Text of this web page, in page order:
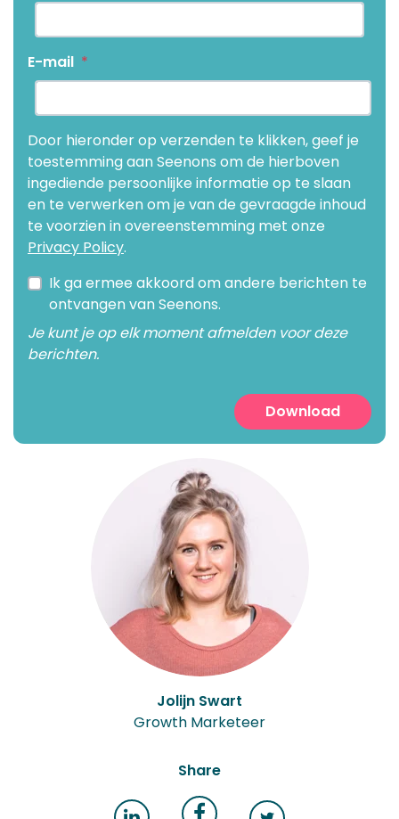
E-mail *
Door hieronder op verzenden te klikken, geef je
toestemming aan Seenons om de hierboven
ingediende persoonlijke informatie op te slaan
en te verwerken om je van de gevraagde inhoud
te voorzien in overeenstemming met onze
Privacy Policy.
Ik ga ermee akkoord om andere berichten te
ontvangen van Seenons.
Je kunt je op elk moment afmelden voor deze
berichten.
Jolijn Swart
Growth Marketeer
Share